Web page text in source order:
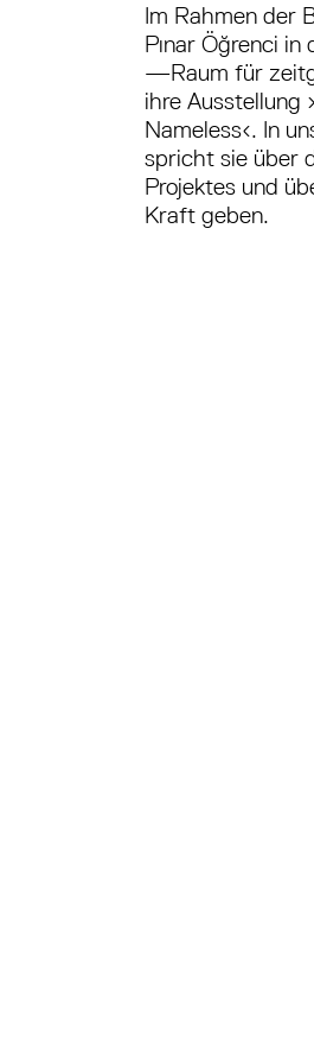
Im Rahmen der
Pınar Öğrenci
—Raum für
ihre Ausstellung
Nameless‹. In
spricht sie über
Projektes und
Kraft geben.